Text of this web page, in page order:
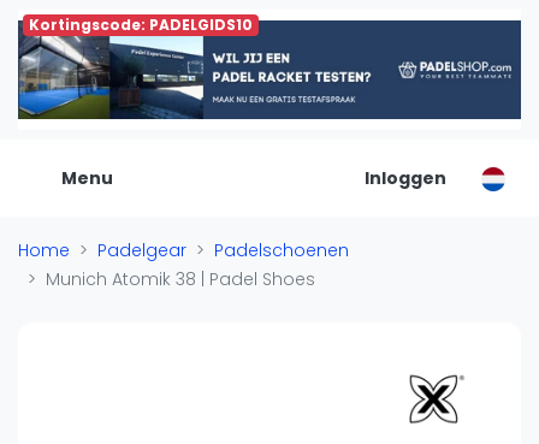
Kortingscode: PADELGIDS10
Menu
De Padel Gids
Alle padel locaties
Padelwinkels
Organisatie
Banenbouwers
Overige categorien
Inloggen
Home Padelgear
Padelschoenen
Munich Atomik 38 | Padel Shoes